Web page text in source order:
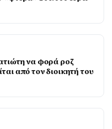
να φορά ροζ
από τον διοικητή του